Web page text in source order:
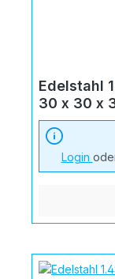
Edelstahl
30 x 30 x
Login